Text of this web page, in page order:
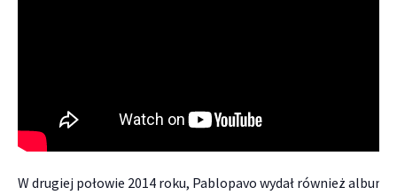
W drugiej połowie 2014 roku, Pablopavo wydał również album